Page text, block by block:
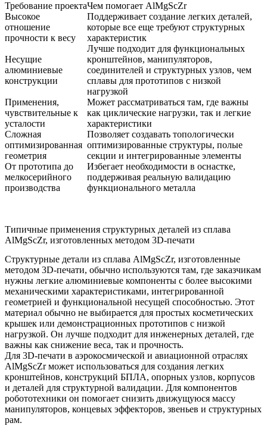
Требование проектаЧем помогает AlMgScZr
Высокое
отношение
прочности к весу
Поддерживает создание легких деталей,
которые все еще требуют структурных
характеристик
Несущие
алюминиевые
конструкции
Лучше подходит для функциональных
кронштейнов, манипуляторов,
соединителей и структурных узлов, чем
сплавы для прототипов с низкой
нагрузкой
Применения,
чувствительные к
усталости
Может рассматриваться там, где важны
как циклические нагрузки, так и легкие
характеристики
Сложная
оптимизированная
геометрия
Позволяет создавать топологически
оптимизированные структуры, полые
секции и интегрированные элементы
От прототипа до
мелкосерийного
производства
Избегает необходимости в оснастке,
поддерживая реальную валидацию
функционального металла
Типичные применения структурных деталей из сплава
AlMgScZr, изготовленных методом 3D-печати
Структурные детали из сплава AlMgScZr, изготовленные
методом 3D-печати, обычно используются там, где заказчикам
нужны легкие алюминиевые компоненты с более высокими
механическими характеристиками, интегрированной
геометрией и функциональной несущей способностью. Этот
материал обычно не выбирается для простых косметических
крышек или демонстрационных прототипов с низкой
нагрузкой. Он лучше подходит для инженерных деталей, где
важны как снижение веса, так и прочность.
Для 3D-печати в аэрокосмической и авиационной отраслях
AlMgScZr может использоваться для создания легких
кронштейнов, конструкций БПЛА, опорных узлов, корпусов
и деталей для структурной валидации. Для компонентов
робототехники он помогает снизить движущуюся массу
манипуляторов, концевых эффекторов, звеньев и структурных
рам.